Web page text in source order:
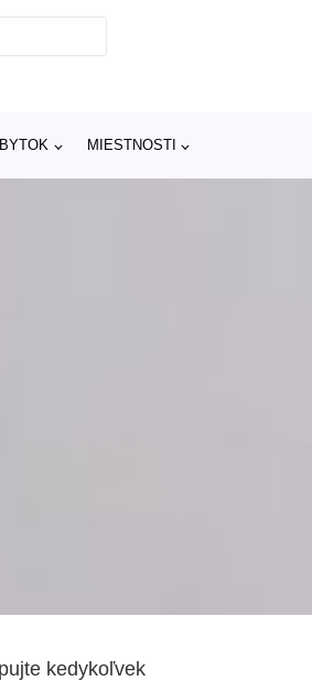
MIESTNOSTI
kedykoľvek